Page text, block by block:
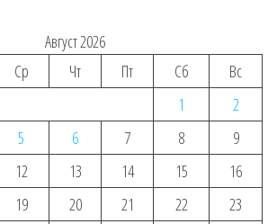
Август 2026
Ср Чт Пт Сб
Вс
1
2
5 6 7 8
9
12 13 14 15
16
19 20 21 22
23